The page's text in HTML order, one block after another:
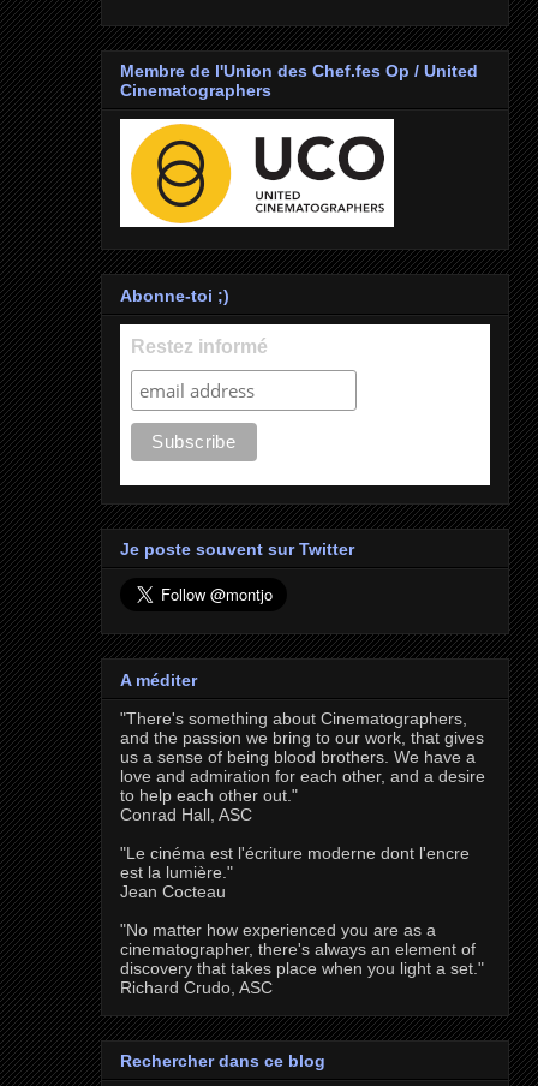
Membre de l'Union des Chef.fes Op / United
Cinematographers
Abonne-toi ;)
Restez informé
Je poste souvent sur Twitter
A méditer
"There's something about Cinematographers,
and the passion we bring to our work, that gives
us a sense of being blood brothers. We have a
love and admiration for each other, and a desire
to help each other out."
Conrad Hall, ASC
"Le cinéma est l'écriture moderne dont l'encre
est la lumière."
Jean Cocteau
"No matter how experienced you are as a
cinematographer, there's always an element of
discovery that takes place when you light a set."
Richard Crudo, ASC
Rechercher dans ce blog